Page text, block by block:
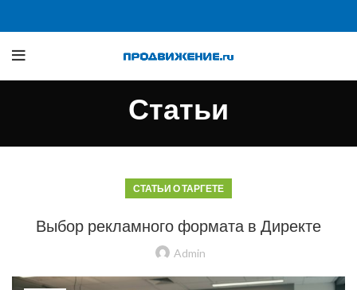
Статьи
СТАТЬИ О ТАРГЕТЕ
Выбор рекламного формата в Директе
Admin